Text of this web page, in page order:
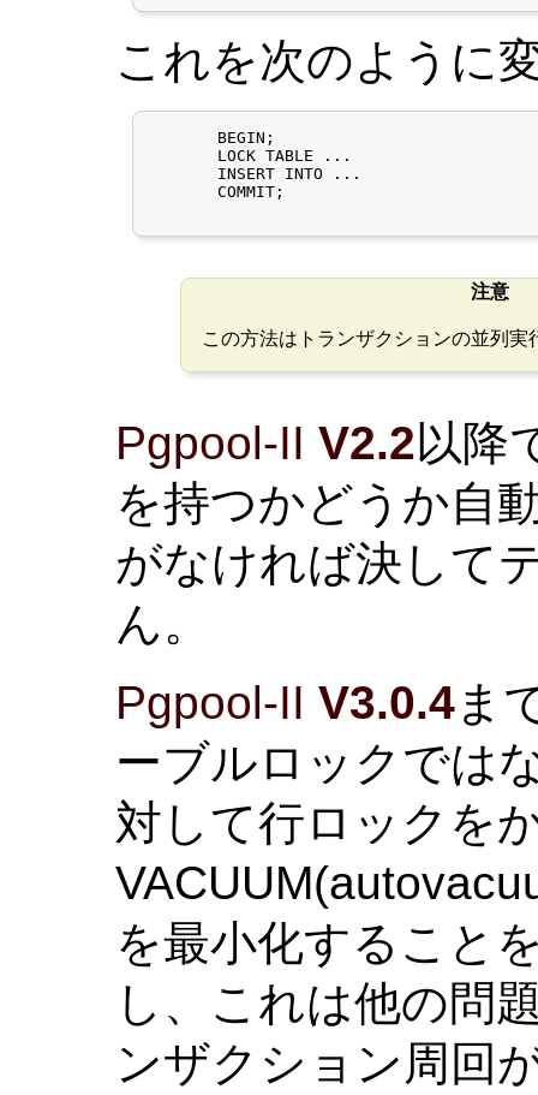
これを次のように
       BEGIN;
       LOCK TABLE ...
       INSERT INTO ...
       COMMIT;
注意
この方法はトランザクションの並列
Pgpool-II V2.2以降
を持つかどうか自
がなければ決して
ん。
Pgpool-II V3.0.4ま
ーブルロックでは
対して行ロックを
を最小化すること
し、これは他の問
ンザクション周回